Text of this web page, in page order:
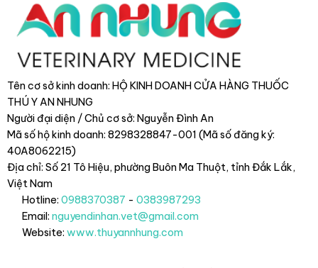
Tên cơ sở kinh doanh: HỘ KINH DOANH CỬA HÀNG THUỐC
THÚ Y AN NHUNG
Người đại diện / Chủ cơ sở: Nguyễn Đình An
Mã số hộ kinh doanh: 8298328847-001 (Mã số đăng ký:
40A8062215)
Địa chỉ: Số 21 Tô Hiệu, phường Buôn Ma Thuột, tỉnh Đắk Lắk,
Việt Nam
Hotline: 0988370387 - 0383987293
Email: nguyendinhan.vet@gmail.com
Website: www.thuyannhung.com